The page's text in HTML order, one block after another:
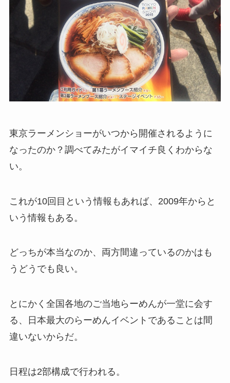
東京ラーメンショーがいつから開催されるように
なったのか？調べてみたがイマイチ良くわからな
い。
これが10回目という情報もあれば、2009年からと
いう情報もある。
どっちが本当なのか、両方間違っているのかはも
うどうでも良い。
とにかく全国各地のご当地らーめんが一堂に会す
る、日本最大のらーめんイベントであることは間
違いないからだ。
日程は2部構成で行われる。